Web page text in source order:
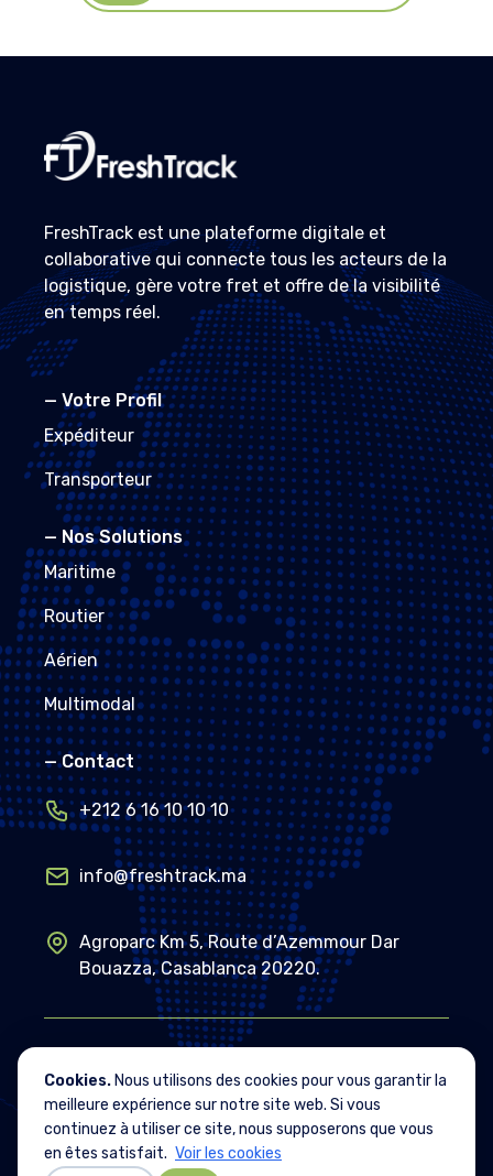
Cookies. Nous utilisons des cookies pour vous garantir la
meilleure expérience sur notre site web. Si vous
continuez à utiliser ce site, nous supposerons que vous
en êtes satisfait. Voir les cookies
FreshTrack est une plateforme digitale et
collaborative qui connecte tous les acteurs de la
logistique, gère votre fret et offre de la visibilité
en temps réel.
— Votre Profil
Expéditeur
Transporteur
— Nos Solutions
Maritime
Routier
Aérien
Multimodal
— Contact
+212 6 16 10 10 10
info@freshtrack.ma
Agroparc Km 5, Route d’Azemmour Dar
Bouazza, Casablanca 20220.
Copyright2026©,
FreshTrack
Politique de cookies
CGU